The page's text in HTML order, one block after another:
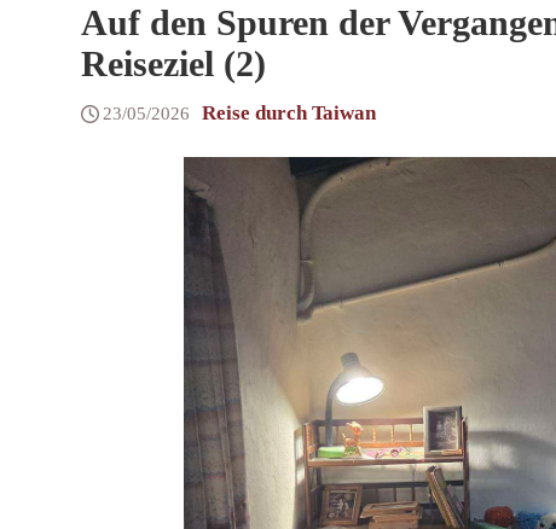
Auf den Spuren der
Reiseziel (2)
23/05/2026 Reise durch Taiwan